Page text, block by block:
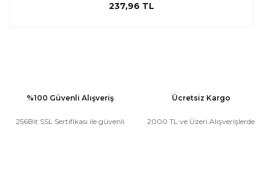
237,96 TL
%100 Güvenli Alışveriş
256Bit SSL Sertifikası ile güvenli
Ücretsiz Kargo
2000 TL ve Üzeri Alışverişlerde